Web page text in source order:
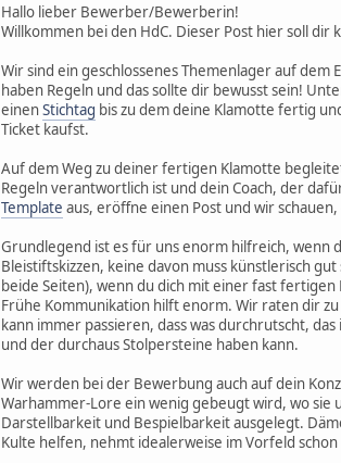
Hallo lieber Bewerber/Bewerberin!
Willkommen bei den HdC. Dieser Post hier soll
Wir sind ein geschlossenes Themenlager auf
haben Regeln und das sollte dir bewusst sein!
einenStichtag bis zu dem deine Klamotte fertig
Ticket kaufst.
Auf dem Weg zu deiner fertigen Klamotte
Regeln verantwortlich ist und dein Coach, der
Template aus, eröffne einen Post und wir
Grundlegend ist es für uns enorm hilfreich, wenn
Bleistiftskizzen, keine davon muss künstlerisch
beide Seiten), wenn du dich mit einer fast
Frühe Kommunikation hilft enorm. Wir raten dir zu
kann immer passieren, dass was durchrutscht,
und der durchaus Stolpersteine haben kann.
Wir werden bei der Bewerbung auch auf dein
Warhammer-Lore ein wenig gebeugt wird, wo
Darstellbarkeit und Bespielbarkeit ausgelegt.
Kulte helfen, nehmt idealerweise im Vorfeld